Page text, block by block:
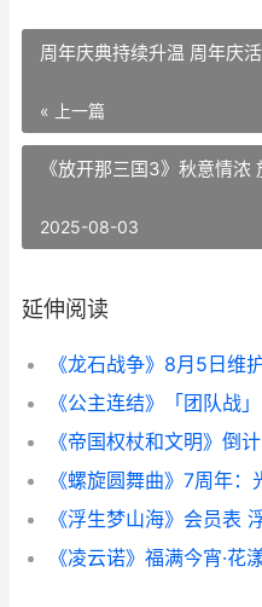
周年庆典持续升温 周年庆
« 上一篇
《放开那三国3》秋意情
2025-08-03
延伸阅读
《公主连结》「团队战
《帝国权杖和文明》倒
《螺旋圆舞曲》7周年
《浮生梦山海》会员表
《凌云诺》福满今宵·花